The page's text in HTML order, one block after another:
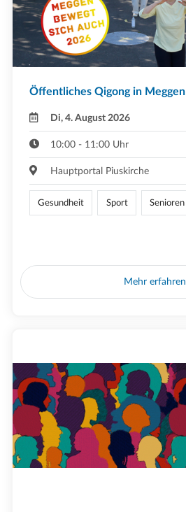
Öffentliches Qigong in Meggen
Di, 4. August 2026
10:00 - 11:00 Uhr
Hauptportal Piuskirche
Gesundheit Sport Senioren
Mehr erfahren